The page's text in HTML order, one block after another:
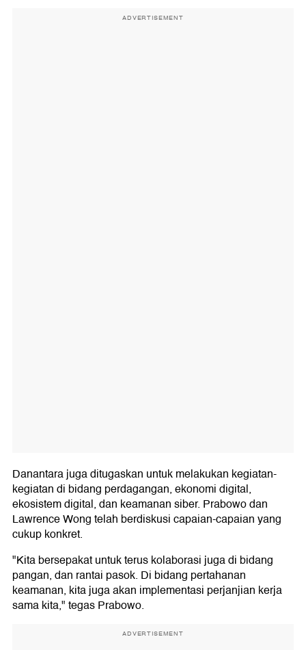
ADVERTISEMENT
Danantara juga ditugaskan untuk melakukan kegiatan-
kegiatan di bidang perdagangan, ekonomi digital,
ekosistem digital, dan keamanan siber. Prabowo dan
Lawrence Wong telah berdiskusi capaian-capaian yang
cukup konkret.
"Kita bersepakat untuk terus kolaborasi juga di bidang
pangan, dan rantai pasok. Di bidang pertahanan
keamanan, kita juga akan implementasi perjanjian kerja
sama kita," tegas Prabowo.
ADVERTISEMENT